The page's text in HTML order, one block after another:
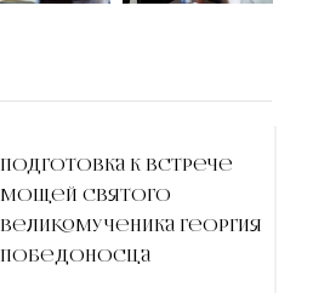
Подготовка к встрече
мощей святого
великомученика Георгия
Победоносца